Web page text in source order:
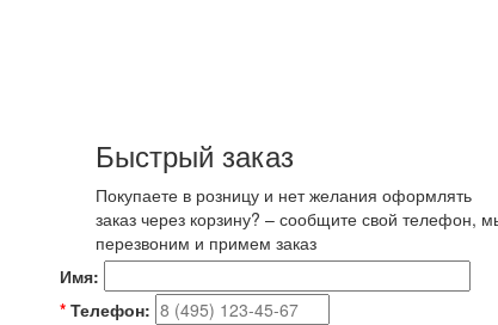
Быстрый заказ
Покупаете в розницу и нет желания оформлять
заказ через корзину? – сообщите свой телефон,
перезвоним и примем заказ
Имя:
* Телефон: